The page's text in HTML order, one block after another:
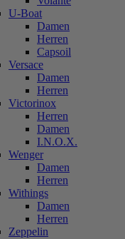
U-Boat
Damen
Herren
Capsoil
Versace
Damen
Herren
Victorinox
Herren
Damen
I.N.O.X.
Wenger
Damen
Herren
Withings
Damen
Herren
Zeppelin